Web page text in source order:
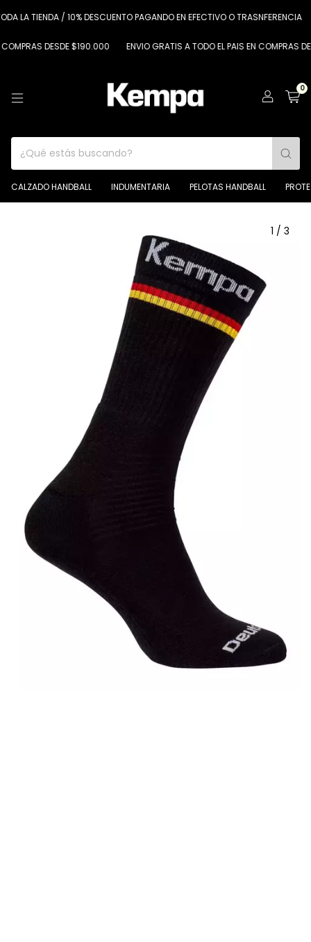
TIENDA / 10% DESCUENTO PAGANDO EN EFECTIVO O TRASNFERENCIA 6
DESDE $190.000 ENVIO GRATIS A TODO EL PAIS EN COMPRAS DESDE
0
CALZADO HANDBALL INDUMENTARIA PELOTAS HANDBALL
1 / 3